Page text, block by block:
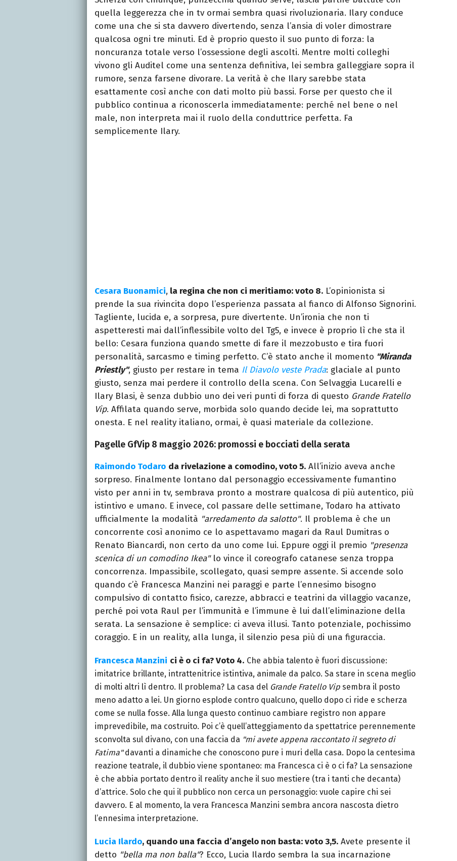
quella leggerezza che in tv ormai sembra quasi rivoluzionaria. Ilary conduce
come una che si sta davvero divertendo, senza l’ansia di voler dimostrare
qualcosa ogni tre minuti. Ed è proprio questo il suo punto di forza: la
noncuranza totale verso l’ossessione degli ascolti. Mentre molti colleghi
vivono gli Auditel come una sentenza definitiva, lei sembra galleggiare sopra il
rumore, senza farsene divorare. La verità è che Ilary sarebbe stata
esattamente così anche con dati molto più bassi. Forse per questo che il
pubblico continua a riconoscerla immediatamente: perché nel bene o nel
male, non interpreta mai il ruolo della conduttrice perfetta. Fa
semplicemente Ilary.
Cesara Buonamici, la regina che non ci meritiamo: voto 8. L’opinionista si
prende la sua rivincita dopo l’esperienza passata al fianco di Alfonso Signorini.
Tagliente, lucida e, a sorpresa, pure divertente. Un’ironia che non ti
aspetteresti mai dall’inflessibile volto del Tg5, e invece è proprio lì che sta il
bello: Cesara funziona quando smette di fare il mezzobusto e tira fuori
personalità, sarcasmo e timing perfetto. C’è stato anche il momento "Miranda
Priestly", giusto per restare in tema Il Diavolo veste Prada: glaciale al punto
giusto, senza mai perdere il controllo della scena. Con Selvaggia Lucarelli e
Ilary Blasi, è senza dubbio uno dei veri punti di forza di questo Grande Fratello
Vip. Affilata quando serve, morbida solo quando decide lei, ma soprattutto
onesta. E nel reality italiano, ormai, è quasi materiale da collezione.
Pagelle GfVip 8 maggio 2026: promossi e bocciati della serata
Raimondo Todaro da rivelazione a comodino, voto 5. All’inizio aveva anche
sorpreso. Finalmente lontano dal personaggio eccessivamente fumantino
visto per anni in tv, sembrava pronto a mostrare qualcosa di più autentico, più
istintivo e umano. E invece, col passare delle settimane, Todaro ha attivato
ufficialmente la modalità "arredamento da salotto". Il problema è che un
concorrente così anonimo ce lo aspettavamo magari da Raul Dumitras o
Renato Biancardi, non certo da uno come lui. Eppure oggi il premio "presenza
scenica di un comodino Ikea"lo vince il coreografo catanese senza troppa
concorrenza. Impassibile, scollegato, quasi sempre assente. Si accende solo
quando c’è Francesca Manzini nei paraggi e parte l’ennesimo bisogno
compulsivo di contatto fisico, carezze, abbracci e teatrini da villaggio vacanze,
perché poi vota Raul per l’immunità e l’immune è lui dall’eliminazione della
serata. La sensazione è semplice: ci aveva illusi. Tanto potenziale, pochissimo
coraggio. E in un reality, alla lunga, il silenzio pesa più di una figuraccia.
Francesca Manzini ci è o ci fa? Voto 4. Che abbia talento è fuori discussione:
imitatrice brillante, intrattenitrice istintiva, animale da palco. Sa stare in scena meglio
di molti altri lì dentro. Il problema? La casa del Grande Fratello Vip sembra il posto
meno adatto a lei. Un giorno esplode contro qualcuno, quello dopo ci ride e scherza
come se nulla fosse. Alla lunga questo continuo cambiare registro non appare
imprevedibile, ma costruito. Poi c’è quell’atteggiamento da spettatrice perennemente
sconvolta sul divano, con una faccia da "mi avete appena raccontato il segreto di
Fatima"davanti a dinamiche che conoscono pure i muri della casa. Dopo la centesima
reazione teatrale, il dubbio viene spontaneo: ma Francesca ci è o ci fa? La sensazione
è che abbia portato dentro il reality anche il suo mestiere (tra i tanti che decanta)
d’attrice. Solo che qui il pubblico non cerca un personaggio: vuole capire chi sei
davvero. E al momento, la vera Francesca Manzini sembra ancora nascosta dietro
l’ennesima interpretazione.
Lucia Ilardo, quando una faccia d’angelo non basta: voto 3,5. Avete presente il
detto "bella ma non balla"? Ecco, Lucia Ilardo sembra la sua incarnazione